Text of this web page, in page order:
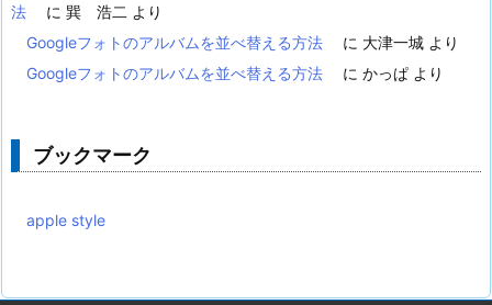
法
に 巽 浩二 より
Googleフォトのアルバムを並べ替える方法
に 大津一城 より
Googleフォトのアルバムを並べ替える方法
に かっぱ より
ブックマーク
apple style